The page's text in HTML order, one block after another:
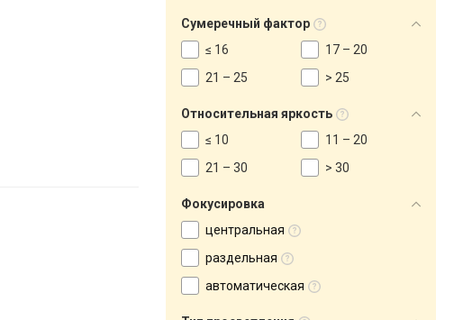
Сумеречный фактор
≤ 16
17 – 20
21 – 25
> 25
Относительная яркость
≤ 10
11 – 20
21 – 30
> 30
Фокусировка
центральная
раздельная
автоматическая